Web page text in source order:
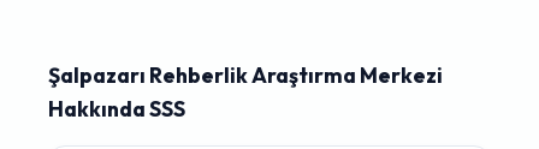
Şalpazarı Rehberlik Araştırma Merkezi
Hakkında SSS